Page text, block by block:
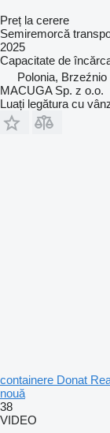
Preț la cerere
Semiremorcă
2025
Capacitate de
Polonia, Brzeźnio
MACUGA Sp. z o.o.
Luați legătura cu
containere Donat
nouă
38
VIDEO